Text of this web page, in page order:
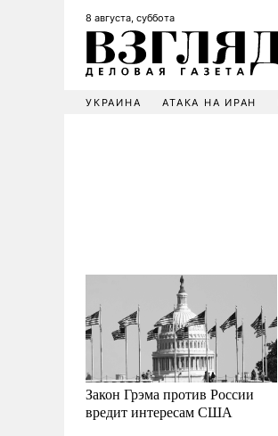
8 августа, суббота
УКРАИНА АТАКА НА ИРАН
Закон Грэма против России
вредит интересам США